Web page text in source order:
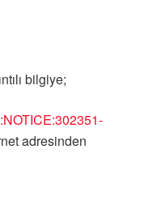
bilgiye;
adresinden